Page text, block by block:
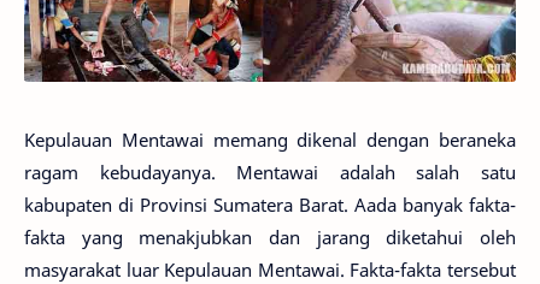
Kepulauan Mentawai memang dikenal dengan beraneka
ragam kebudayanya. Mentawai adalah salah satu
kabupaten di Provinsi Sumatera Barat. Aada banyak fakta-
fakta yang menakjubkan dan jarang diketahui oleh
masyarakat luar Kepulauan Mentawai. Fakta-fakta tersebut